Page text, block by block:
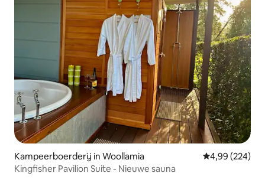
Kampeerboerderij in Woollamia Gemiddelde
4,99 (224)
Kingfisher Pavilion Suite - Nieuwe sauna